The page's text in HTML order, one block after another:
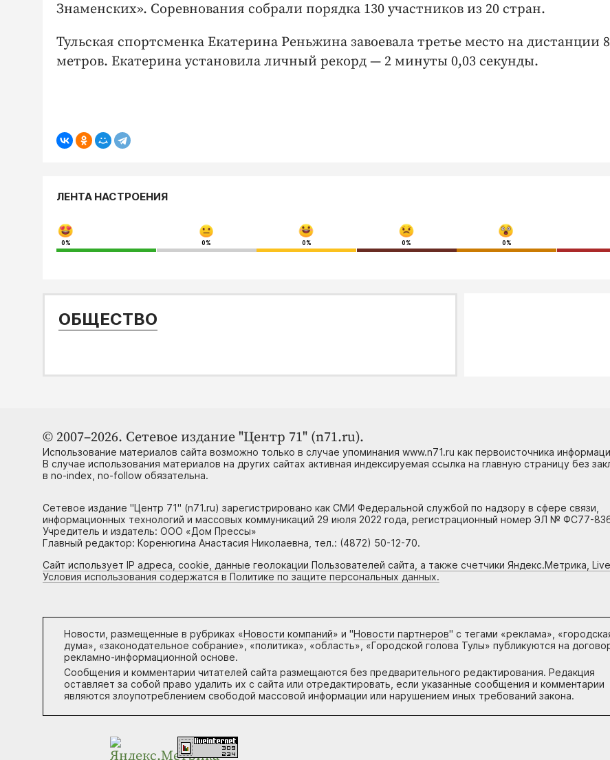
Знаменских». Соревнования собрали порядка 130 участников из 20 стран.
Тульская спортсменка Екатерина Реньжина завоевала третье место на дистанции
метров. Екатерина установила личный рекорд — 2 минуты 0,03 секунды.
ЛЕНТА НАСТРОЕНИЯ
0% 0% 0% 0% 0%
ОБЩЕСТВО
© 2007–2026. Сетевое издание "Центр 71" (n71.ru).
Использование материалов сайта возможно только в случае упоминания www.n71.ru как первоисточника
В случае использования материалов на других сайтах активная индексируемая ссылка на главную страницу без
в no-index, no-follow обязательна.
Сетевое издание "Центр 71" (n71.ru) зарегистрировано как СМИ Федеральной службой по надзору в сфере связи,
информационных технологий и массовых коммуникаций 29 июля 2022 года, регистрационный номер ЭЛ № ФС77-
Учредитель и издатель: ООО «Дом Прессы»
Главный редактор: Коренюгина Анастасия Николаевна, тел.: (4872) 50-12-70.
Сайт использует IP адреса, cookie, данные геолокации Пользователей сайта, а также счетчики Яндекс.Метрика,
Условия использования содержатся в Политике по защите персональных данных.
Новости, размещенные в рубриках «Новости компаний» и "Новости партнеров" с тегами «реклама»,
дума», «законодательное собрание», «политика», «область», «Городской голова Тулы» публикуются на
рекламно-информационной основе.
Сообщения и комментарии читателей сайта размещаются без предварительного редактирования. Редакция
оставляет за собой право удалить их с сайта или отредактировать, если указанные сообщения и комментарии
являются злоупотреблением свободой массовой информации или нарушением иных требований закона.